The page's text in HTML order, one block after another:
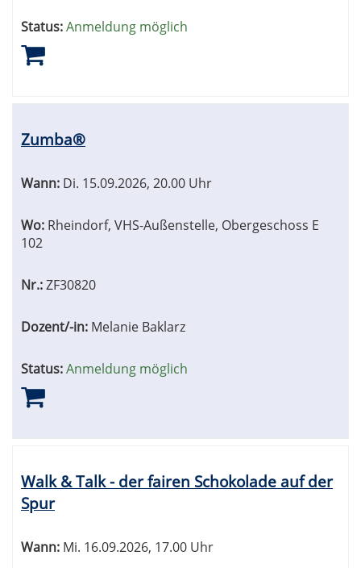
Status:Anmeldung möglich
Zumba®
Wann: Di. 15.09.2026, 20.00 Uhr
Wo: Rheindorf, VHS-Außenstelle, Obergeschoss E
102
Nr.:ZF30820
Dozent/-in: Melanie Baklarz
Status:Anmeldung möglich
Walk & Talk - der fairen Schokolade auf der
Spur
Wann: Mi. 16.09.2026, 17.00 Uhr